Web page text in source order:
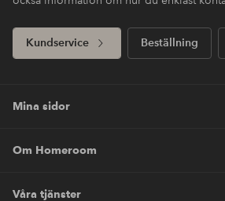
Kundservice Beställning
Mina sidor
Om Homeroom
Våra tjänster